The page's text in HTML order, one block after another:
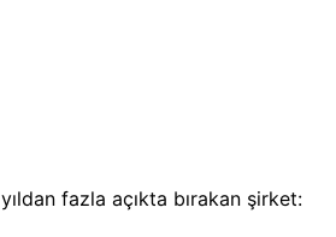
fazla açıkta bırakan şirket: